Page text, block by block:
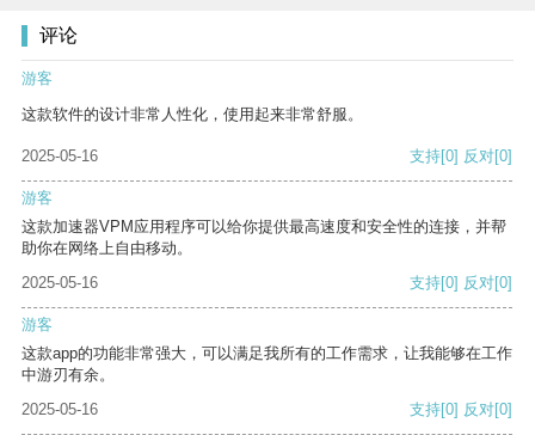
评论
游客
这款软件的设计非常人性化，使用起来非常舒服。
2025-05-16 支持[0] 反对[0]
游客
这款加速器VPM应用程序可以给你提供最高速度和安全性的连接，并帮
助你在网络上自由移动。
2025-05-16
支持[0] 反对[0]
游客
这款app的功能非常强大，可以满足我所有的工作需求，让我能够在工作
中游刃有余。
2025-05-16
支持[0] 反对[0]